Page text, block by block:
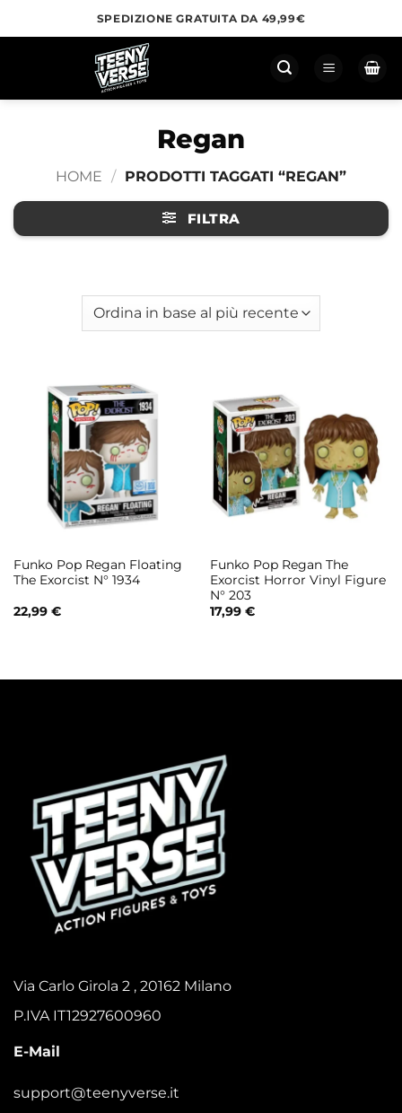
ai
SPEDIZIONE GRATUITA DA 49,99€
Regan
HOME / PRODOTTI TAGGATI “REGAN”
FILTRA
Funko Pop Regan Floating
The Exorcist N° 1934
22,99 €
Funko Pop Regan The
Exorcist Horror Vinyl Figure
N° 203
17,99 €
Via Carlo Girola 2 , 20162 Milano
P.IVA IT12927600960
E-Mail
support@teenyverse.it